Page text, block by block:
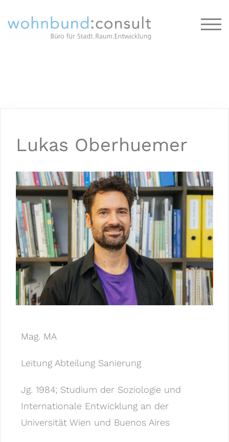
Lukas Oberhuemer
Mag. MA
Leitung Abteilung Sanierung
Jg. 1984; Studium der Soziologie und
Internationale Entwicklung an der
Universität Wien und Buenos Aires